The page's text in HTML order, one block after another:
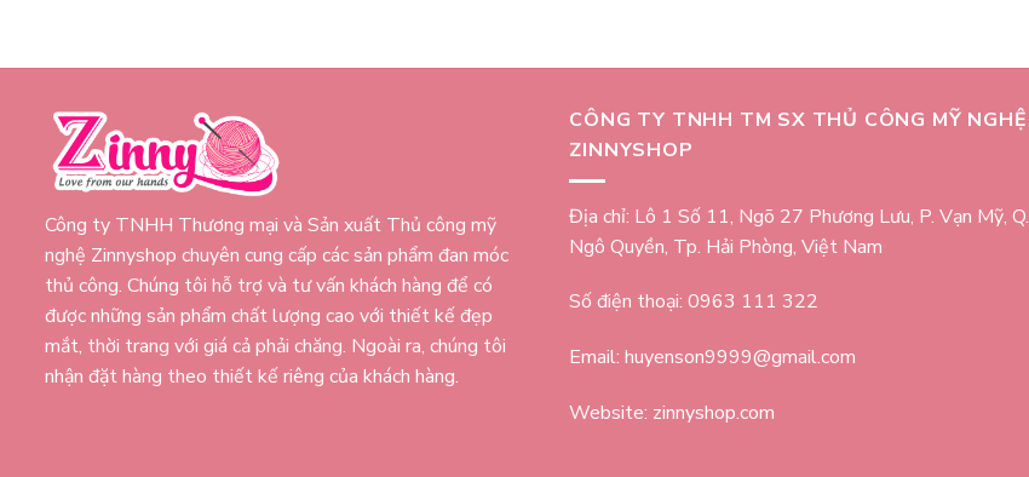
Công ty TNHH Thương mại và Sản xuất Thủ công mỹ
nghệ Zinnyshop chuyên cung cấp các sản phẩm đan móc
thủ công. Chúng tôi hỗ trợ và tư vấn khách hàng để có
được những sản phẩm chất lượng cao với thiết kế đẹp
mắt, thời trang với giá cả phải chăng. Ngoài ra, chúng tôi
nhận đặt hàng theo thiết kế riêng của khách hàng.
CÔNG TY TNHH TM SX THỦ CÔNG MỸ NGHỆ
ZINNYSHOP
Địa chỉ: Lô 1 Số 11, Ngõ 27 Phương Lưu, P. Vạn Mỹ, Q.
Ngô Quyền, Tp. Hải Phòng, Việt Nam
Số điện thoại: 0963 111 322
Email: huyenson9999@gmail.com
Website: zinnyshop.com